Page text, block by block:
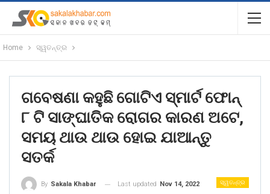
Home ସ୍ୱତନ୍ତ୍ର
ଗବେଷଣା କହୁଛି ଗୋଟିଏ ସ୍ମାର୍ଟ ଫୋନ୍
୮ ଟି ସାଙ୍ଘାତିକ ରୋଗର କାରଣ ଅଟେ,
ସମୟ ଥାଉ ଥାଉ ହୋଇ ଯାଆନ୍ତୁ
ସତର୍କ
ସ୍ୱତନ୍ତ୍ର
By Sakala Khabar Last updated Nov 14, 2022